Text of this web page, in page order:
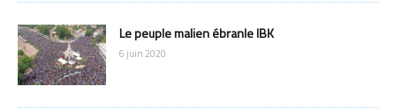
Le peuple malien ébranle IBK
6 juin 2020